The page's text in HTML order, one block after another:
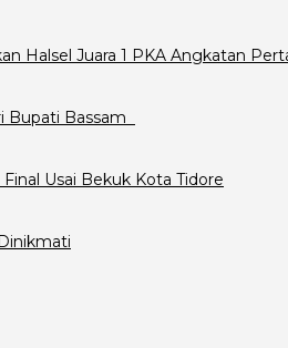
Halsel Juara 1 PKA Angkatan
Bupati Bassam
Usai Bekuk Kota Tidore